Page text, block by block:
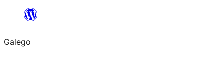
Saltar
contido
Galego